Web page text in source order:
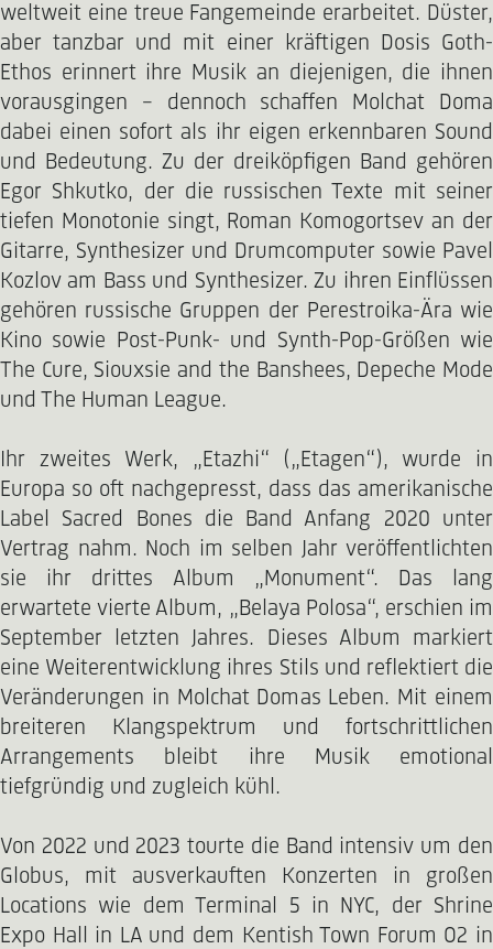
weltweit eine treue Fangemeinde erarbeitet. Düster,
aber tanzbar und mit einer kräftigen Dosis Goth-
Ethos erinnert ihre Musik an diejenigen, die ihnen
vorausgingen – dennoch schaffen Molchat Doma
dabei einen sofort als ihr eigen erkennbaren Sound
und Bedeutung. Zu der dreiköpfigen Band gehören
Egor Shkutko, der die russischen Texte mit seiner
tiefen Monotonie singt, Roman Komogortsev an der
Gitarre, Synthesizer und Drumcomputer sowie Pavel
Kozlov am Bass und Synthesizer. Zu ihren Einflüssen
gehören russische Gruppen der Perestroika-Ära wie
Kino sowie Post-Punk- und Synth-Pop-Größen wie
The Cure, Siouxsie and the Banshees, Depeche Mode
und The Human League.
Ihr zweites Werk, „Etazhi“ („Etagen“), wurde in
Europa so oft nachgepresst, dass das amerikanische
Label Sacred Bones die Band Anfang 2020 unter
Vertrag nahm. Noch im selben Jahr veröffentlichten
sie ihr drittes Album „Monument“. Das lang
erwartete vierte Album, „Belaya Polosa“, erschien im
September letzten Jahres. Dieses Album markiert
eine Weiterentwicklung ihres Stils und reflektiert die
Veränderungen in Molchat Domas Leben. Mit einem
breiteren Klangspektrum und fortschrittlichen
Arrangements bleibt ihre Musik emotional
tiefgründig und zugleich kühl.
Von 2022 und 2023 tourte die Band intensiv um den
Globus, mit ausverkauften Konzerten in großen
Locations wie dem Terminal 5 in NYC, der Shrine
Expo Hall in LA und dem Kentish Town Forum O2 in